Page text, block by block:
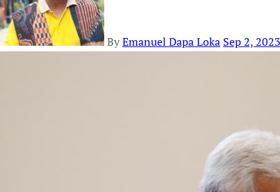
ByEmanuel Dapa Loka Sep 2, 2023